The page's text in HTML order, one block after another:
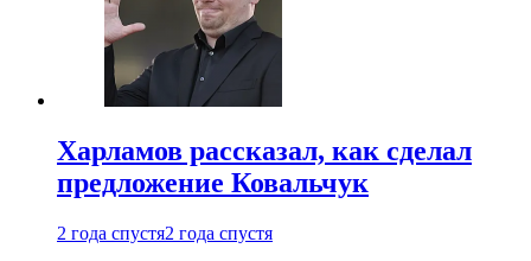
Харламов рассказал, как сделал
предложение Ковальчук
2 года спустя2 года спустя